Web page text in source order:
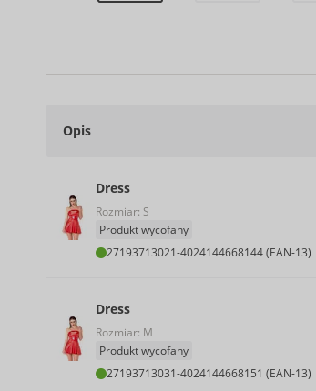
Opis
Dress
Rozmiar: S
Produkt wycofany
27193713021-4024144668144 (EAN-13)
Dress
Rozmiar: M
Produkt wycofany
27193713031-4024144668151 (EAN-13)